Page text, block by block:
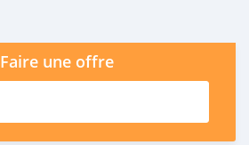
Faire une offre